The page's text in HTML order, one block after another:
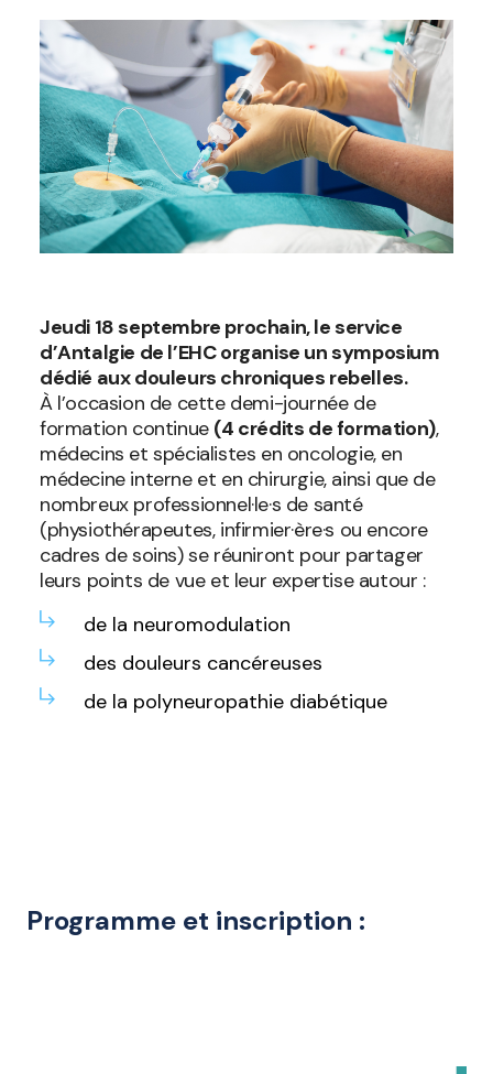
Jeudi 18 septembre prochain, le service
d’Antalgie de l’EHC organise un symposium
dédié aux douleurs chroniques rebelles.
À l’occasion de cette demi-journée de
formation continue (4 crédits de formation),
médecins et spécialistes en oncologie, en
médecine interne et en chirurgie, ainsi que de
nombreux professionnel·le·s de santé
(physiothérapeutes, infirmier·ère·s ou encore
cadres de soins) se réuniront pour partager
leurs points de vue et leur expertise autour :
de la neuromodulation
des douleurs cancéreuses
de la polyneuropathie diabétique
Programme et inscription :